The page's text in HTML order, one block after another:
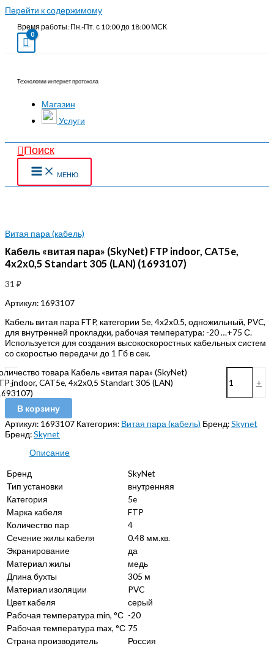
Перейти к содержимому
Время работы: Пн.-Пт. с 10:00 до 18:00 МСК
Технологии интернет протокола
Магазин
Услуги
Поиск
МЕНЮ
Витая пара (кабель)
Кабель «витая пара» (SkyNet) FTP indoor, CAT5e,
4x2x0,5 Standart 305 (LAN) (1693107)
31 ₽
Артикул: 1693107
Кабель витая пара FTP, категории 5е, 4х2х0.5, одножильный, PVC,
для внутренней прокладки, рабочая температура: -20 …+75 С.
Используется для создания высокоскоростных кабельных систем
со скоростью передачи до 1 Гб в сек.
-
товара Кабель «витая пара» (SkyNet)
indoor, CAT5e, 4x2x0,5 Standart 305 (LAN)
+
В корзину
Артикул: 1693107 Категория: Витая пара (кабель) Бренд:Skynet
Бренд:Skynet
Описание
Бренд
SkyNet
Тип установки
внутренняя
Категория
5e
Марка кабеля
FTP
Количество пар
4
Сечение жилы кабеля
0.48 мм.кв.
Экранирование
да
Материал жилы
медь
Длина бухты
305 м
Материал изоляции
PVC
Цвет кабеля
серый
Рабочая температура min, °С -20
Рабочая температура max, °С 75
Страна производитель
Россия